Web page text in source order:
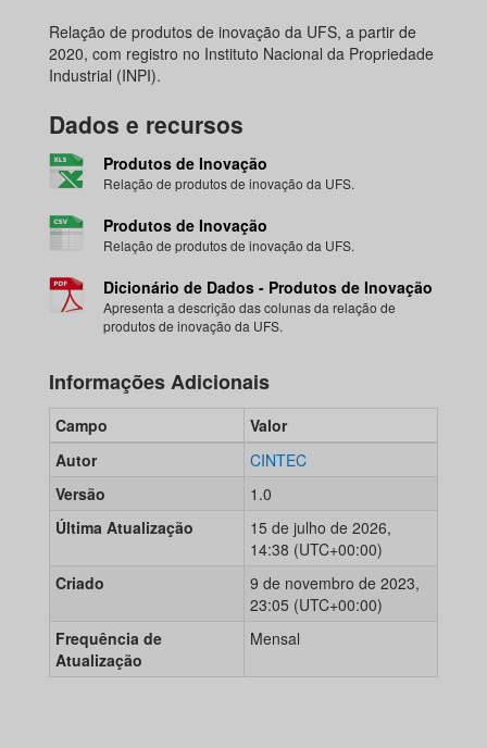
Relação de produtos de inovação da UFS, a partir de
2020, com registro no Instituto Nacional da Propriedade
Industrial (INPI).
Dados e recursos
Produtos de Inovação
Relação de produtos de inovação da UFS.
Produtos de Inovação
Relação de produtos de inovação da UFS.
Dicionário de Dados - Produtos de Inovação
Apresenta a descrição das colunas da relação de
produtos de inovação da UFS.
Informações Adicionais
Campo
Valor
Autor
CINTEC
Versão
1.0
Última Atualização
15 de julho de 2026,
14:38 (UTC+00:00)
Criado
9 de novembro de 2023,
23:05 (UTC+00:00)
Frequência de
Atualização
Mensal